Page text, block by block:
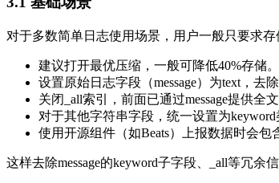
对于多数简单日志使用场景，用户一般只要求
建议打开最优压缩，一般可降低40%存储。
设置原始日志字段（message）为text，去
关闭_all索引，前面已通过message提供全
对于其他字符串字段，统一设置为
使用开源组件（如Beats）上报数据时会
这样去除message的keyword子字段、_all等冗